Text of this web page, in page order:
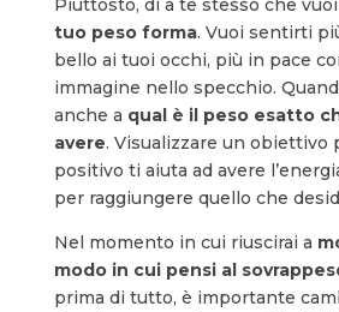
Piuttosto, dì a te stesso che vuoi
tuo peso forma. Vuoi sentirti
bello ai tuoi occhi, più in pace
immagine nello specchio.
anche a qual è il peso esatto
avere. Visualizzare un obiettivo
positivo ti aiuta ad avere
per raggiungere quello che
Nel momento in cui riuscirai a
modo in cui pensi al
prima di tutto, è importante